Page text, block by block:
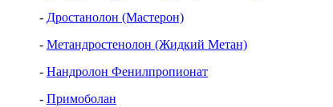
- Дростанолон (Мастерон)
- Метандростенолон (Жидкий Метан)
- Нандролон Фенилпропионат
- Примоболан